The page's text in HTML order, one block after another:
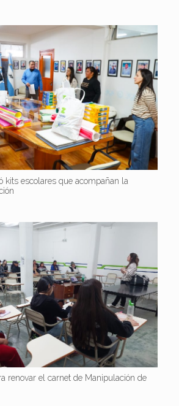
kits escolares que acompañan la
renovar el carnet de Manipulación de